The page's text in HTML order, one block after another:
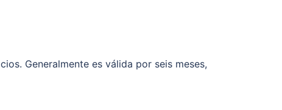
Generalmente es válida por seis meses,